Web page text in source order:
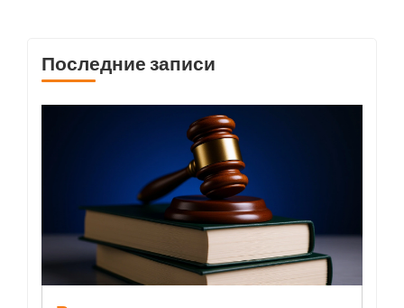
Последние записи